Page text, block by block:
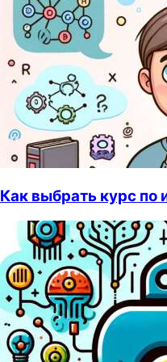
Как выбрать курс по